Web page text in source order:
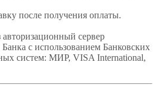
после получения оплаты.
сервер
с использованием Банковских
систем: МИР, VISA International,